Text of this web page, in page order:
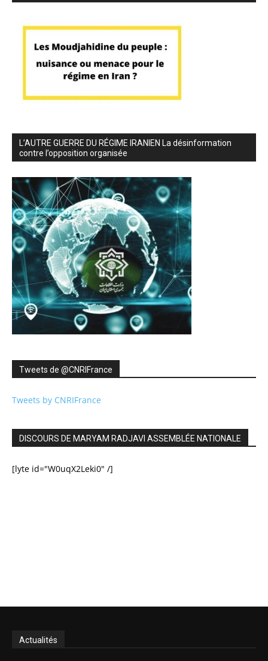
L’AUTRE GUERRE DU RÉGIME IRANIEN La désinformation
contre l’opposition organisée
Tweets de ‎@CNRIFrance
Tweets by CNRIFrance
DISCOURS DE MARYAM RADJAVI ASSEMBLÉE NATIONALE
[lyte id="W0uqX2Leki0" /]
Actualités